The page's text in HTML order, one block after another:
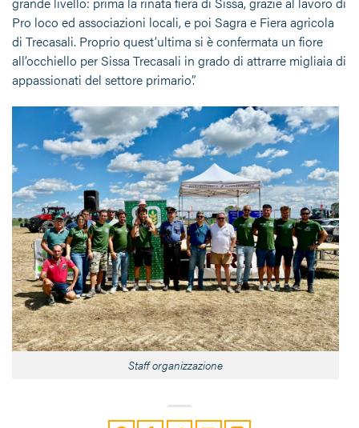
Pro loco ed associazioni locali, e poi Sagra e Fiera agricola
di Trecasali. Proprio quest’ultima si è confermata un fiore
all’occhiello per Sissa Trecasali in grado di attrarre migliaia di
appassionati del settore primario”.
Staff organizzazione